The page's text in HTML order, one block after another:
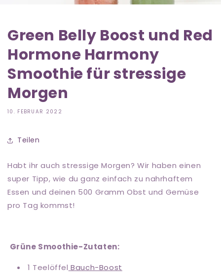
Green Belly Boost und Red
Hormone Harmony
Smoothie für stressige
Morgen
10. FEBRUAR 2022
Teilen
Habt ihr auch stressige Morgen?Wir haben einen
super Tipp, wie du ganz einfach zu nahrhaftem
Essen und deinen 500 Gramm Obst und Gemüse
pro Tag kommst!
Grüne Smoothie-Zutaten:
1 Teelöffel Bauch-Boost